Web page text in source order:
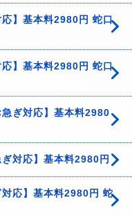
】基本料2980円 蛇口
】基本料2980円 蛇口
ぎ対応】基本料2980
対応】基本料2980円
応】基本料2980円 蛇